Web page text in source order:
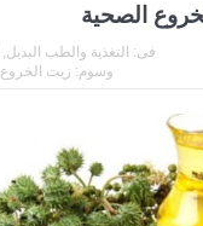
الصحية
فى: التغذية والطب البديل,
وسوم: زيت الخروع